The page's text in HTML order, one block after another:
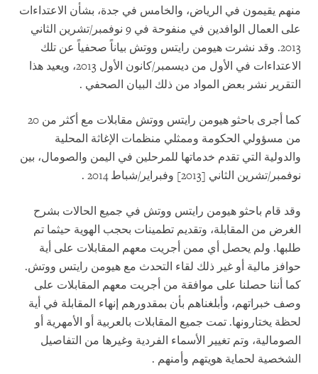
منهم يقيمون في الرياض، والخامس في جدة، بشأن الاعتداءات
على العمال الوافدين في منفوحة في 9 نوفمبر/تشرين الثاني
2013. وقد نشرت هيومن رايتس ووتش بياناً صحفياً عن تلك
الاعتداءات في الأول من ديسمبر/كانون الأول 2013، ويعيد هذا
التقرير نشر بعض المواد من ذلك البيان الصحفي .
كما أجرى باحثو هيومن رايتس ووتش مقابلات مع أكثر من 20
من مسؤولي الحكومة وممثلي منظمات الإغاثة المحلية
والدولية التي تقدم خدماتها للمرحلين في اليمن والصومال، بين
نوفمبر/تشرين الثاني [2013] وفبراير/شباط 2014
.
وقد قام باحثو هيومن رايتس ووتش في جميع الحالات بشرح
الغرض من المقابلة، وتقديم تطمينات بحجب الهوية حيثما تم
طلبها. ولم يحصل أي ممن أجريت معهم المقابلات على أية
حوافز مالية أو غير ذلك لقاء التحدث مع هيومن رايتس ووتش.
كما أننا حصلنا على موافقة من أجريت معهم المقابلات على
وصف خبراتهم، وأبلغناهم بأن بمقدورهم إنهاء المقابلة في أية
لحظة يختارونها. تمت جميع المقابلات بالعربية أو الأمهرية أو
الصومالية، وتم تغيير الأسماء الفردية وغيرها من التفاصيل
الشخصية لحماية هويتهم وأمنهم .